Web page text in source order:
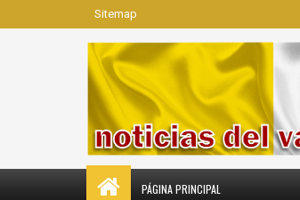
Sitemap
PÁGINA PRINCIPAL